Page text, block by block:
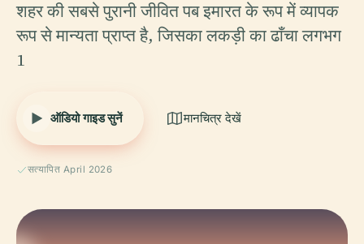
शहर की सबसे पुरानी जीवित पब इमारत के रूप में व्यापक
रूप से मान्यता प्राप्त है, जिसका लकड़ी का ढाँचा लगभग
1
ऑडियो गाइड सुनें मानचित्र देखें
सत्यापित April 2026